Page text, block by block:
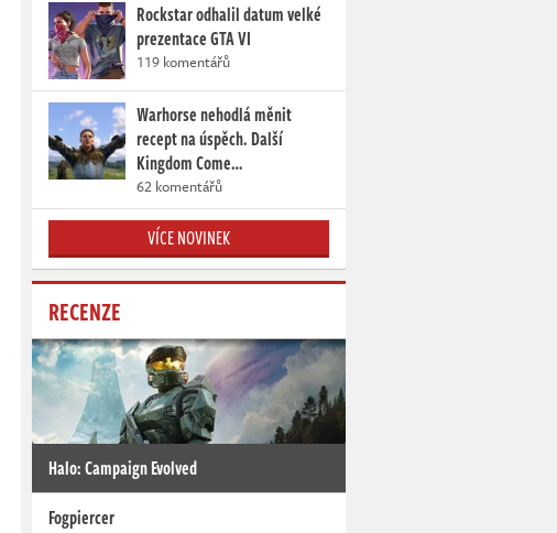
Rockstar odhalil datum velké
prezentace GTA VI
119 komentářů
Warhorse nehodlá měnit
recept na úspěch. Další
Kingdom Come…
62 komentářů
VÍCE NOVINEK
RECENZE
Halo: Campaign Evolved
Fogpiercer